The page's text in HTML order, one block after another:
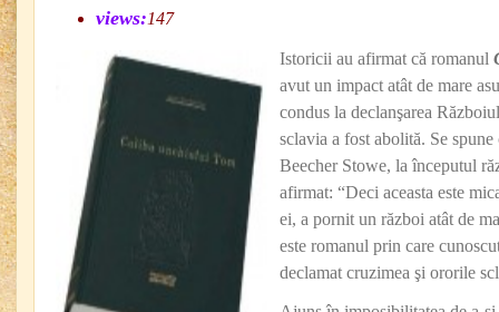
views:147
Istoricii au afirmat că romanul
avut un impact atât de mare
condus la declanşarea
sclavia a fost abolită. Se
Beecher Stowe, la începutul
afirmat: “Deci aceasta este
ei, a pornit un război atât de
este romanul prin care
declamat cruzimea şi ororile